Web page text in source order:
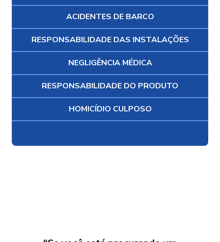
ACIDENTES DE BARCO
RESPONSABILIDADE DAS INSTALAÇÕES
NEGLIGÊNCIA MÉDICA
RESPONSABILIDADE DO PRODUTO
HOMICÍDIO CULPOSO